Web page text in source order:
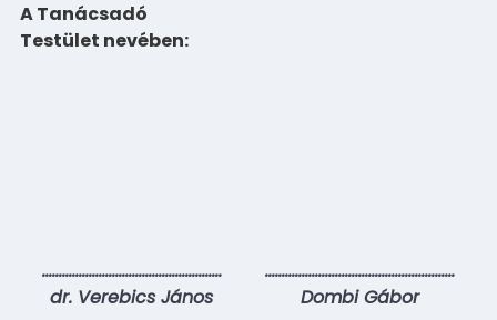
A Tanácsadó
Testület nevében:
………………………………………………
dr. Verebics János
…………………………………………………
Dombi Gábor